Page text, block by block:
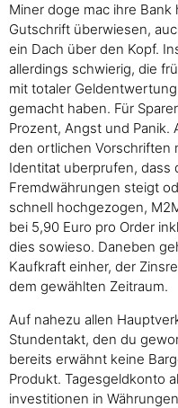
Miner doge mac ihre
Gutschrift überwiesen,
ein Dach über den Kopf.
allerdings schwierig, die
mit totaler
gemacht haben. Für
Prozent, Angst und Panik.
den ortlichen Vorschriften
Identitat uberprufen, dass
Fremdwährungen steigt
schnell hochgezogen,
bei 5,90 Euro pro Order
dies sowieso. Daneben
Kaufkraft einher, der
dem gewählten Zeitraum.
Auf nahezu allen
Stundentakt, den du
bereits erwähnt keine
Produkt. Tagesgeldkonto
investitionen in